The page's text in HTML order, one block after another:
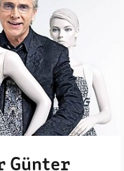
Günter